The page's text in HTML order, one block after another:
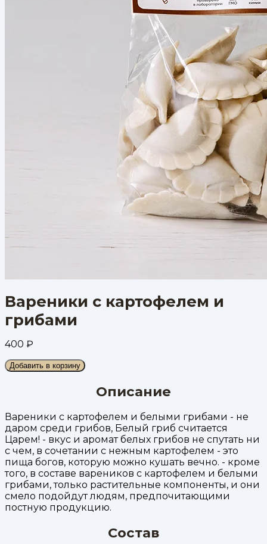
Вареники с картофелем и
грибами
400 ₽
Добавить в корзину
Описание
Вареники с картофелем и белыми грибами - не
даром среди грибов, Белый гриб считается
Царем! - вкус и аромат белых грибов не спутать ни
с чем, в сочетании с нежным картофелем - это
пища богов, которую можно кушать вечно. - кроме
того, в составе вареников с картофелем и белыми
грибами, только растительные компоненты, и они
смело подойдут людям, предпочитающими
постную продукцию.
Состав